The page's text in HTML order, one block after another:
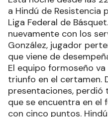
a Hindú de Resistencia
Liga Federal de
nuevamente con los
González, jugador
que viene de
El equipo formoseño
triunfo en el certamen.
presentaciones, perdió
que se encuentra en el
con cinco puntos.